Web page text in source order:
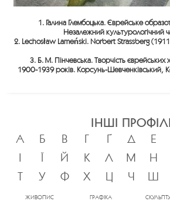
1. Галина Глембоцька. Єврейське
Незалежний культурологічний
2. Lechosław Lameński. Norbert Strassberg
3. Б. М. Пінчевська. Творчість єврейських
1900-1939 років. Корсунь-Шевченківський,
ІНШІ ПРОФІЛІ
А
Б В Г Ґ Д Е
І
Ї Й К Л М Н
Т
У Ф Х Ц Ч Ш
ЖИВОПИС ГРАФІКА